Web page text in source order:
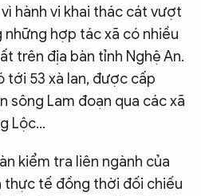
hành vi khai thác cát vượt
hợp tác xã có nhiều
trên địa bàn tỉnh Nghệ An.
tới 53 xà lan, được cấp
sông Lam đoạn qua các xã
Lộc…
kiểm tra liên ngành của
thực tế đồng thời đối chiếu